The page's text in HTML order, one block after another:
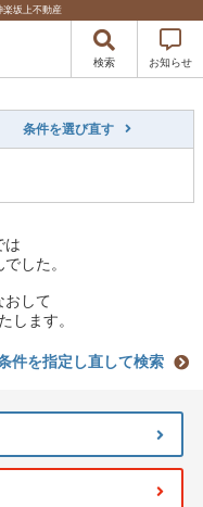
楽坂上不動産
検索 お知らせ
条件を選び直す
は
した。
おして
します。
件を指定し直して検索